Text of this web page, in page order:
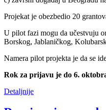
Projekat je obezbedio 20
U pilot fazi mogu da učestvuju
Borskog, Jablaničkog,
Namera pilot projekta je da se
Rok za prijavu je do 6.
Detaljnije